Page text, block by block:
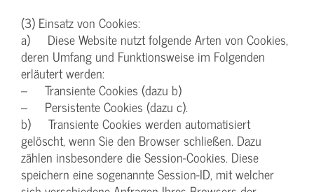
(3) Einsatz von Cookies:
a) Diese Website nutzt folgende Arten von Cookies,
deren Umfang und Funktionsweise im Folgenden
erläutert werden:
– Transiente Cookies (dazu b)
– Persistente Cookies (dazu c).
b) Transiente Cookies werden automatisiert
gelöscht, wenn Sie den Browser schließen. Dazu
zählen insbesondere die Session-Cookies. Diese
speichern eine sogenannte Session-ID, mit welcher